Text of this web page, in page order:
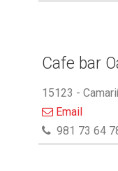
Cafe bar
15123 -
Email
981 73 64